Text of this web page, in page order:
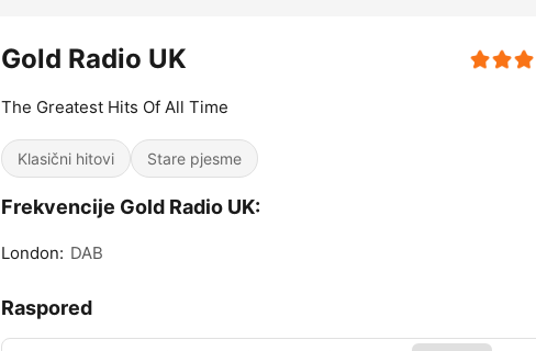
Gold Radio UK
The Greatest Hits Of All Time
Klasični hitovi Stare pjesme
Frekvencije Gold Radio UK:
London: DAB
Raspored